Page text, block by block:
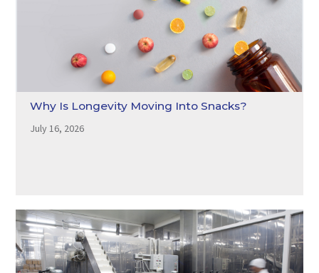
Why Is Longevity Moving Into Snacks?
July 16, 2026